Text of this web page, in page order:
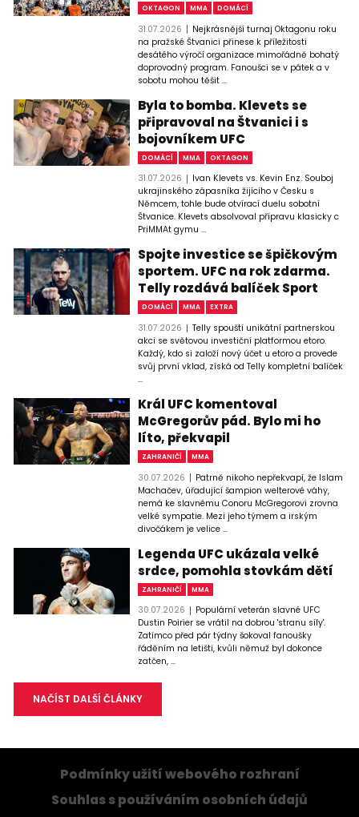
OKTAGON MMA DOMÁCÍ
31.07.2026
Nejkrásnější turnaj Oktagonu roku
na pražské Štvanici přinese k příležitosti
desátého výročí organizace mimořádně bohatý
doprovodný program. Fanoušci se v pátek a v
sobotu mohou těšit ...
Byla to bomba. Klevets se
připravoval na Štvanici i s
bojovníkem UFC
DOMÁCÍ MMA OKTAGON
31.07.2026
Ivan Klevets vs. Kevin Enz. Souboj
ukrajinského zápasníka žijícího v Česku s
Němcem, tohle bude otvírací duelu sobotní
Štvanice. Klevets absolvoval přípravu klasicky c
PriMMAt gymu ...
Spojte investice se špičkovým
sportem. UFC na rok zdarma.
Telly rozdává balíček Sport
DOMÁCÍ MMA EXTRA
31.07.2026
Telly spouští unikátní partnerskou
akci se světovou investiční platformou etoro.
Každý, kdo si založí nový účet u etoro a provede
svůj první vklad, získá od Telly kompletní balíček
...
Král UFC komentoval
McGregorův pád. Bylo mi ho
líto, překvapil
ZAHRANIČÍ MMA
30.07.2026
Patrně nikoho nepřekvapí, že Islam
Machačev, úřadující šampion welterové váhy,
nemá ke slavnému Conoru McGregorovi zrovna
velké sympatie. Mezi jeho týmem a irským
divočákem je velice ...
Legenda UFC ukázala velké
srdce, pomohla stovkám dětí
ZAHRANIČÍ MMA
30.07.2026
Populární veterán slavné UFC
Dustin Poirier se vrátil na dobrou 'stranu síly'.
Zatímco před pár týdny šokoval fanoušky
řáděním na letišti, kvůli němuž byl dokonce
zatčen, ...
NAČÍST DALŠÍ ČLÁNKY
Podmínky užití webového rozhraní
Souhlas s používáním osobních údajů